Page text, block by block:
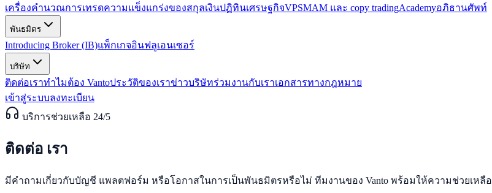
เครื่องคำนวณการเทรดความแข็งแกร่งของสกุลเงินปฏิทินเศรษฐกิจVPSMAM และ copy tradingAcademyอภิธานศัพท์
พันธมิตร
Introducing Broker (IB)แพ็กเกจอินฟลูเอนเซอร์
บริษัท
ติดต่อเราทำไมต้อง Vantoประวัติของเราข่าวบริษัทร่วมงานกับเราเอกสารทางกฎหมาย
เข้าสู่ระบบลงทะเบียน
บริการช่วยเหลือ 24/5
ติดต่อ เรา
มีคำถามเกี่ยวกับบัญชี แพลตฟอร์ม หรือโอกาสในการเป็นพันธมิตรหรือไม่ ทีมงานของ Vanto พร้อมให้ความช่วยเหลือ